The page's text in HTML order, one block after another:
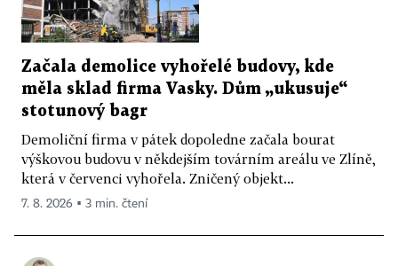
Začala demolice vyhořelé budovy, kde
měla sklad firma Vasky. Dům „ukusuje“
stotunový bagr
Demoliční firma v pátek dopoledne začala bourat
výškovou budovu v někdejším továrním areálu ve Zlíně,
která v červenci vyhořela. Zničený objekt...
7. 8. 2026 ▪ 3 min. čtení